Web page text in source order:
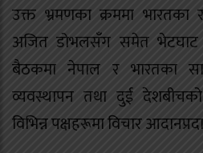
उक्त भ्रमणका क्रममा भारतका
अजित डोभलसँग समेत
बैठकमा नेपाल र भारतका
व्यवस्थापन तथा दुई
विभिन्न पक्षहरूमा विचार